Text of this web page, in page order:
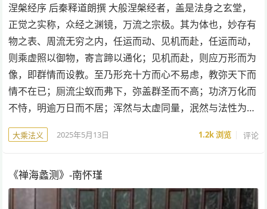
涅槃经序 后秦释道朗撰 大般涅槃经者，盖是法身之玄堂，
正觉之实称，众经之渊镜，万流之宗极。其为体也，妙存有
物之表、周流无穷之内，任运而动、见机而赴，任运而动，
则乘虚照以御物，寄言蹄以通化；见机而赴，则应万形而为
像，即群情而设教。至乃形充十方而心不易虑，教弥天下而
情不在已；厕流尘蚁而弗下，弥盖群圣而不高；功济万化而
不恃，明逾万日而不居；浑然与太虚同量，泯然与法性为…
大乘法义 2025年5月13日 1.2k浏览 评论
《禅海蠡测》-南怀瑾